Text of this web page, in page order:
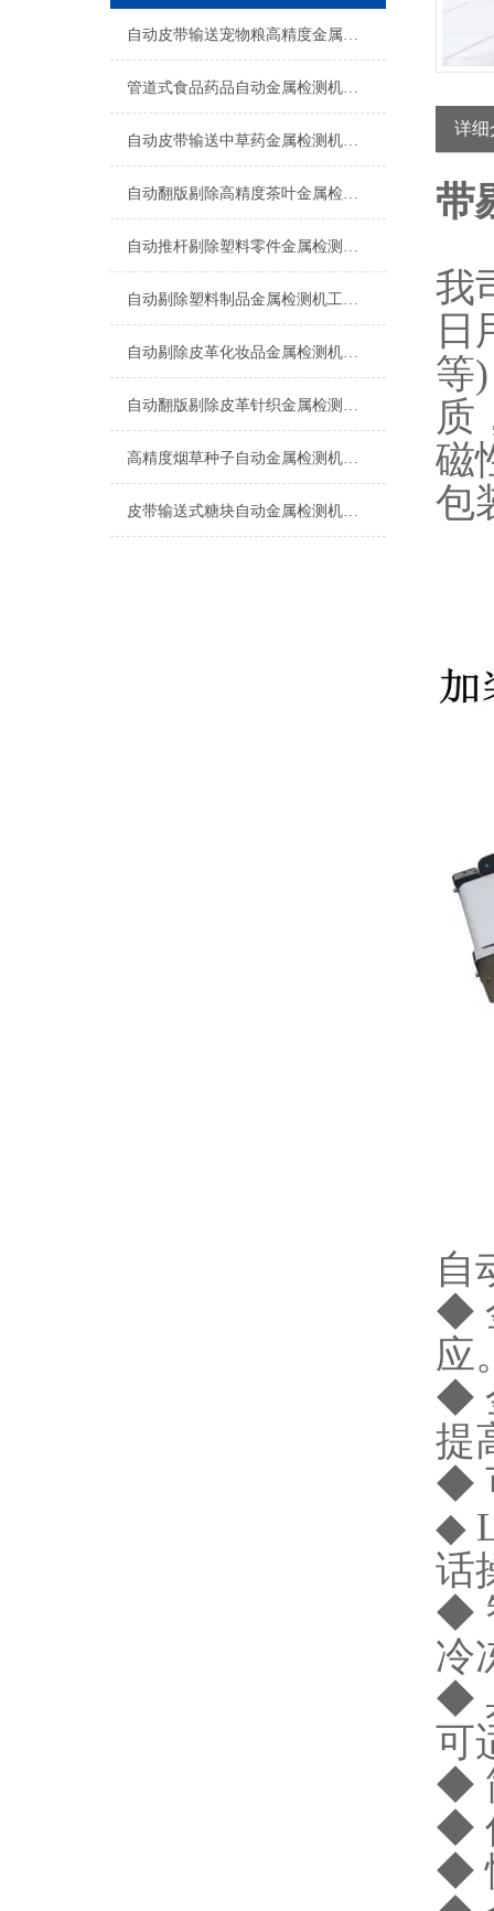
自动皮带输送宠物粮高精度金属检测机生产厂家
管道式食品药品自动金属检测机支持定制
自动皮带输送中草药金属检测机操作简单
自动翻版剔除高精度茶叶金属检测机厂家
自动推杆剔除塑料零件金属检测机操作简单
自动剔除塑料制品金属检测机工厂生产
自动剔除皮革化妆品金属检测机支持定制
自动翻版剔除皮革针织金属检测机生产厂家
高精度烟草种子自动金属检测机设备
皮带输送式糖块自动金属检测机厂家
详细
带
我
日
等
质
磁
包
自
◆
应
◆
提
◆
◆
话
◆
冷
◆
可
◆
◆
◆